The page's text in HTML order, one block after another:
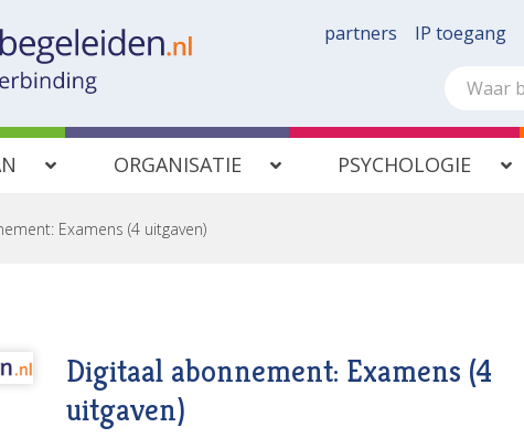
partners IP toegang
ORGANISATIE PSYCHOLOGIE
Examens (4 uitgaven)
Digitaal abonnement: Examens (4
uitgaven)